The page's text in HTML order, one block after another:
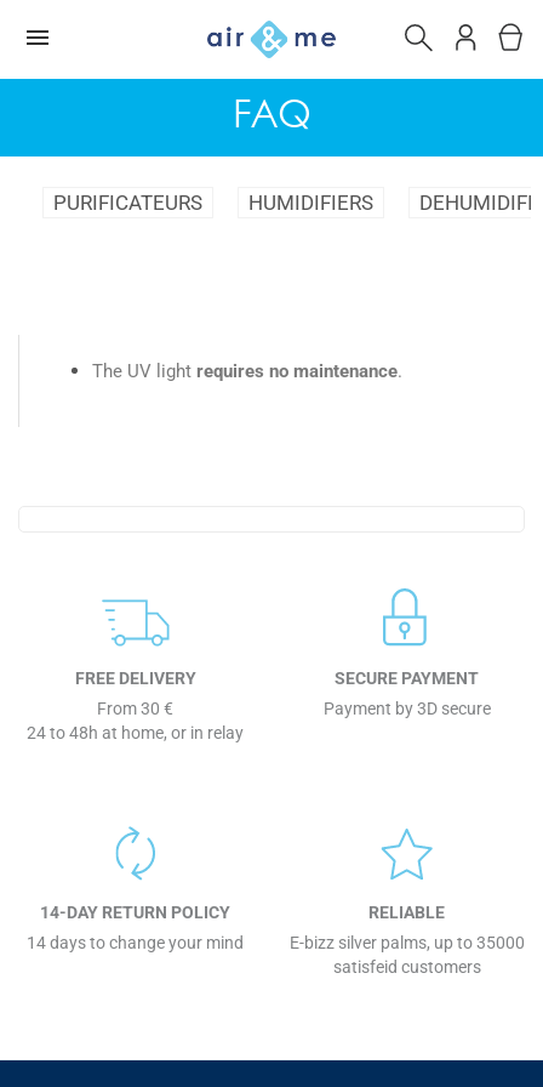
FAQ
PURIFICATEURS HUMIDIFIERS
The UV light requires no maintenance.
FREE DELIVERY
From 30 €
24 to 48h at home, or in relay
SECURE PAYMENT
Payment by 3D secure
14-DAY RETURN POLICY
14 days to change your mind
RELIABLE
E-bizz silver palms, up to 35000
satisfeid customers